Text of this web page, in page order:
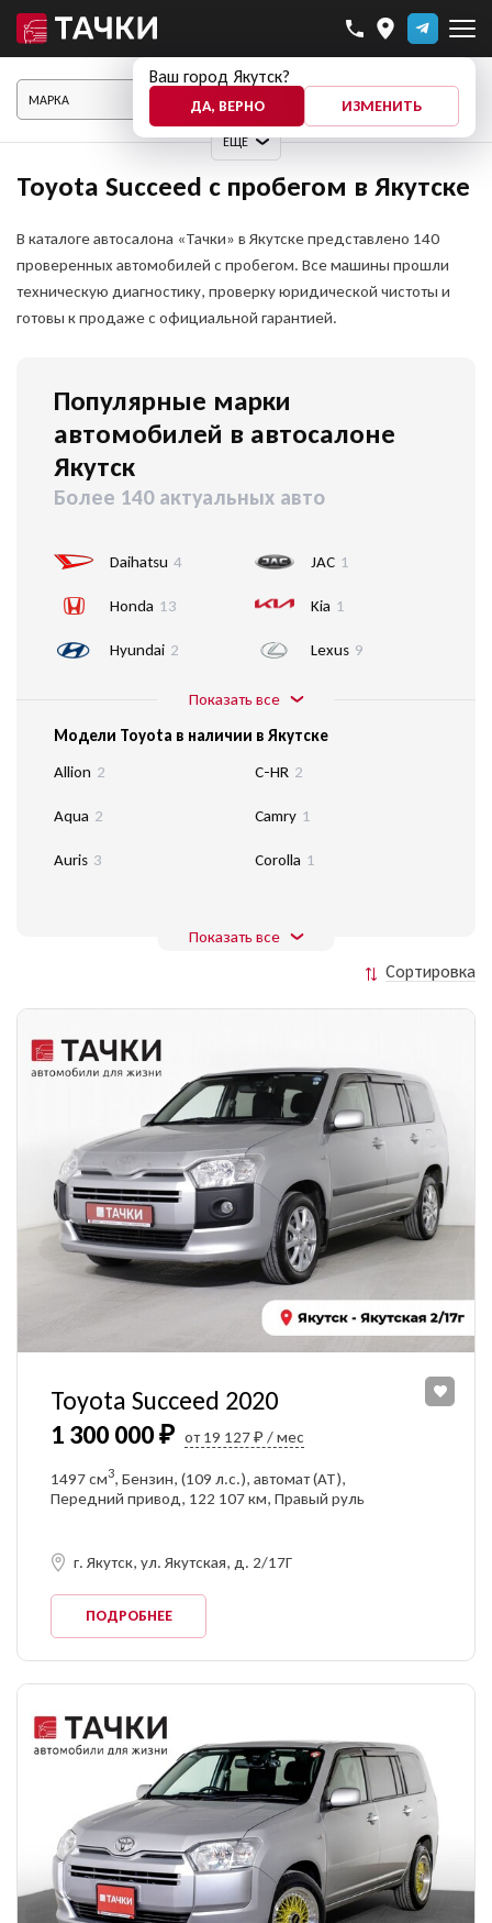
Ваш город Якутск?
ДА, ВЕРНО ИЗМЕНИТЬ
ЕЩЕ
ПОКАЗАТЬ АВТО
Toyota Succeed с пробегом в Якутске
В каталоге автосалона «Тачки» в Якутске представлено 140
проверенных автомобилей с пробегом. Все машины прошли
техническую диагностику, проверку юридической чистоты и
готовы к продаже с официальной гарантией.
Популярные марки
автомобилей в автосалоне
Якутск
Более 140 актуальных авто
Daihatsu 4
Honda 13
Hyundai 2
JAC 1
Kia 1
Lexus 9
Показать все
Модели Toyota в наличии в Якутске
Allion 2
Aqua 2
Auris 3
C-HR 2
Camry 1
Corolla 1
Показать все
Сортировка
1 300 000 ₽ от 19 127 ₽ / мес
Toyota Succeed 2020
1497 см3, Бензин, (109 л.с.), автомат (AT),
Передний привод, 122 107 км, Правый руль
г. Якутск, ул. Якутская, д. 2/17Г
ПОДРОБНЕЕ